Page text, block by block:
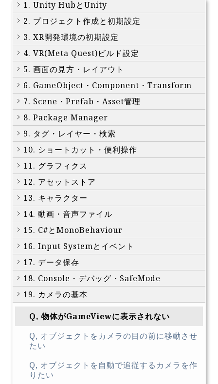
1. Unity HubとUnity
2. プロジェクト作成と初期設定
3. XR開発環境の初期設定
4. VR(Meta Quest)ビルド設定
5. 画面の見方・レイアウト
6. GameObject・Component・Transform
7. Scene・Prefab・Asset管理
8. Package Manager
9. タグ・レイヤー・検索
10. ショートカット・便利操作
11. グラフィクス
12. アセットストア
13. キャラクター
14. 動画・音声ファイル
15. C#とMonoBehaviour
16. Input Systemとイベント
17. データ保存
18. Console・デバッグ・SafeMode
19. カメラの基本
Q, 物体がGameViewに表示されない
Q, オブジェクトをカメラの目の前に移動させ
たい
Q, オブジェクトを自動で追従するカメラを作
りたい